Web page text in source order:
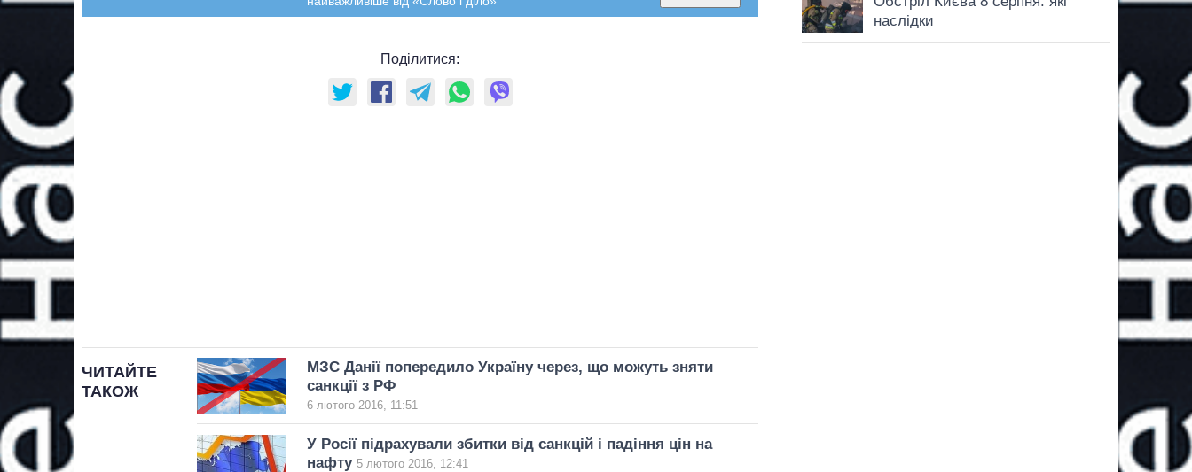
Поділитися:
ЧИТАЙТЕ
ТАКОЖ
МЗС Данії попередило Україну через, що можуть зняти
санкції з РФ
6 лютого 2016, 11:51
У Росії підрахували збитки від санкцій і падіння цін на
нафту 5 лютого 2016, 12:41